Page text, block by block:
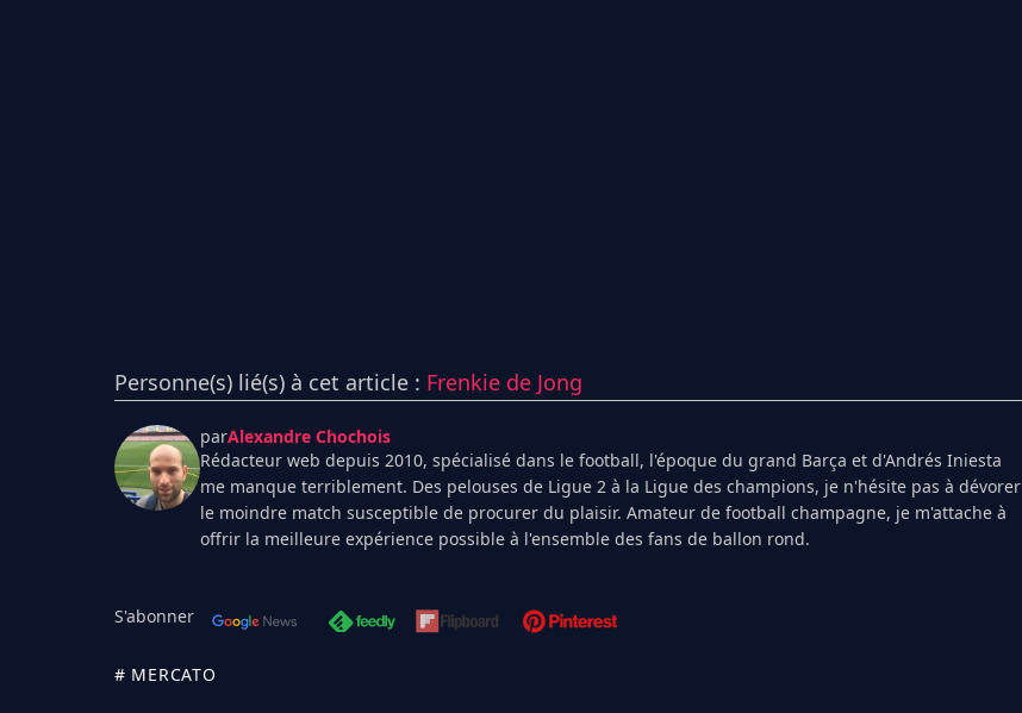
Personne(s) lié(s) à cet article : Frenkie de Jong
parAlexandre Chochois
Rédacteur web depuis 2010, spécialisé dans le football, l'époque du grand Barça et d'Andrés Iniesta
me manque terriblement. Des pelouses de Ligue 2 à la Ligue des champions, je n'hésite pas à dévorer
le moindre match susceptible de procurer du plaisir. Amateur de football champagne, je m'attache à
offrir la meilleure expérience possible à l'ensemble des fans de ballon rond.
S'abonner
# MERCATO